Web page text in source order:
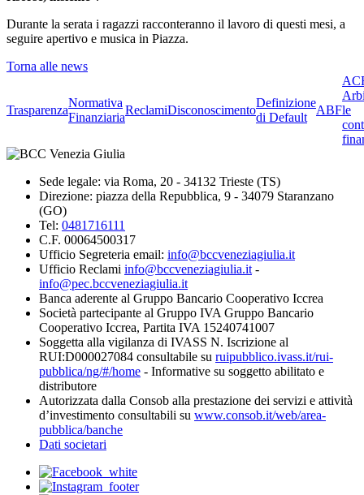
Durante la serata i ragazzi racconteranno il lavoro di questi mesi, a
seguire apertivo e musica in Piazza.
Torna alle news
Trasparenza
Normativa
Finanziaria
ReclamiDisconoscimento
Definizione
di Default
ABFle
Sede legale: via Roma, 20 - 34132 Trieste (TS)
Direzione: piazza della Repubblica, 9 - 34079 Staranzano
(GO)
Tel: 0481716111
C.F. 00064500317
Ufficio Segreteria email: info@bccveneziagiulia.it
Ufficio Reclami info@bccveneziagiulia.it -
info@pec.bccveneziagiulia.it
Banca aderente al Gruppo Bancario Cooperativo Iccrea
Società partecipante al Gruppo IVA Gruppo Bancario
Cooperativo Iccrea, Partita IVA 15240741007
Soggetta alla vigilanza di IVASS N. Iscrizione al
RUI:D000027084 consultabile su ruipubblico.ivass.it/rui-
pubblica/ng/#/home - Informative su soggetto abilitato e
distributore
Autorizzata dalla Consob alla prestazione dei servizi e attività
d’investimento consultabili su www.consob.it/web/area-
pubblica/banche
Dati societari